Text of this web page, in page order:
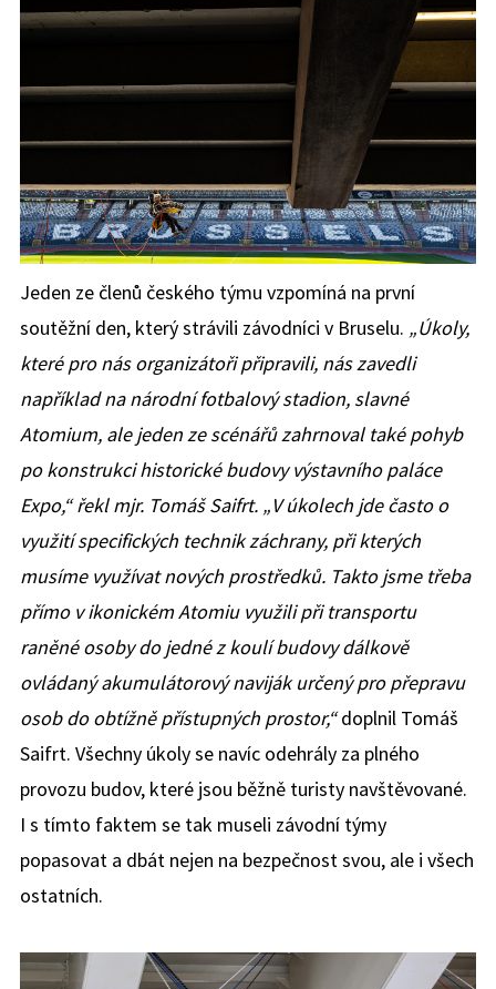
Jeden ze členů českého týmu vzpomíná na první
soutěžní den, který strávili závodníci v Bruselu. „Úkoly,
které pro nás organizátoři připravili, nás zavedli
například na národní fotbalový stadion, slavné
Atomium, ale jeden ze scénářů zahrnoval také pohyb
po konstrukci historické budovy výstavního paláce
Expo,“ řekl mjr. Tomáš Saifrt. „V úkolech jde často o
využití specifických technik záchrany, při kterých
musíme využívat nových prostředků. Takto jsme třeba
přímo v ikonickém Atomiu využili při transportu
raněné osoby do jedné z koulí budovy dálkově
ovládaný akumulátorový naviják určený pro přepravu
osob do obtížně přístupných prostor,“doplnil Tomáš
Saifrt. Všechny úkoly se navíc odehrály za plného
provozu budov, které jsou běžně turisty navštěvované.
I s tímto faktem se tak museli závodní týmy
popasovat a dbát nejen na bezpečnost svou, ale i všech
ostatních.